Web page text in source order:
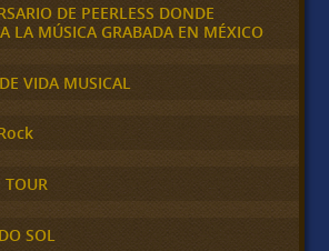
DE PEERLESS DONDE
LA MÚSICA GRABADA EN MÉXICO
VIDA MUSICAL
TOUR
SOL